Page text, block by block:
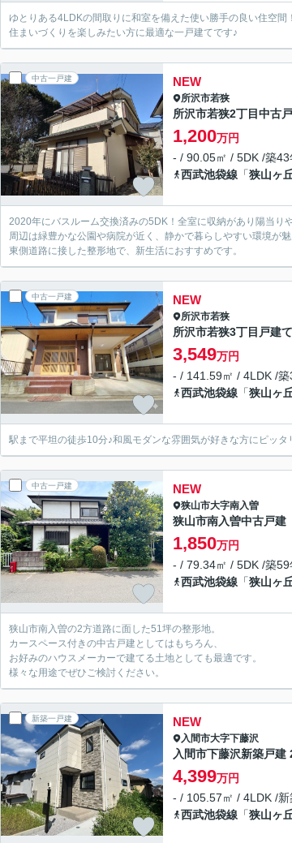
ゆとりある4LDKの間取りに和室を備えた使い勝手の良い住空
住まいづくりを楽しみたい方に最適な一戸建てです♪
中古一戸建 NEW
所沢市若狭
所沢市若狭2丁目中古
1,200万円
- / 90.05㎡ / 5DK /築43
西武池袋線 「狭山ヶ
2020年にバスルーム交換済みの5DK！全室に収納があり陽当り
周辺は緑豊かな公園や病院が近く、静かで暮らしやすい環境が魅
東側道路に接した整形地で、新生活におすすめです。
中古一戸建 NEW
所沢市若狭
所沢市若狭3丁目戸建て
3,549万円
- / 141.59㎡ / 4LDK /
西武池袋線 「狭山ヶ
駅まで平坦の徒歩10分♪和風モダンな雰囲気が好きな方にピッ
中古一戸建 NEW
狭山市大字南入曽
狭山市南入曽中古戸建
1,850万円
- / 79.34㎡ / 5DK /築59
西武池袋線 「狭山ヶ
狭山市南入曽の2方道路に面した51坪の整形地。
カースペース付きの中古戸建としてはもちろん、
お好みのハウスメーカーで建てる土地としても最適です。
様々な用途でぜひご検討ください。
新築一戸建 NEW
入間市大字下藤沢
入間市下藤沢新築戸建
4,399万円
- / 105.57㎡ / 4LDK /新
西武池袋線 「狭山ヶ